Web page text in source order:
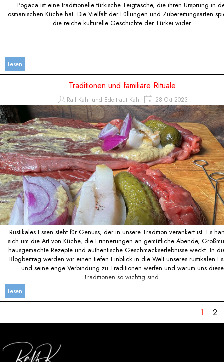
Pogaca ist eine traditionelle türkische Teigtasche, die ihren Ursprung in
osmanischen Küche hat. Die Vielfalt der Füllungen und Zubereitungsarten
die reiche kulturelle Geschichte der Türkei wider.
Lesen
Traditionen und familiäre Rituale
Ralf Kahl und Edeltraut Kahl 28 Okt 2023
Rustikales Essen steht für Genuss, der in unsere Tradition verankert ist. Es
sich um die Art von Küche, die Erinnerungen an gemütliche Abende,
hausgemachte Rezepte und authentische Geschmackserlebnisse weckt. In
Blogbeitrag werden wir einen tiefen Einblick in die Welt unseres rustikalen
und seine enge Verbindung zu Traditionen werfen und warum uns diese
Traditionen so wichtig sind.
Lesen
1 2